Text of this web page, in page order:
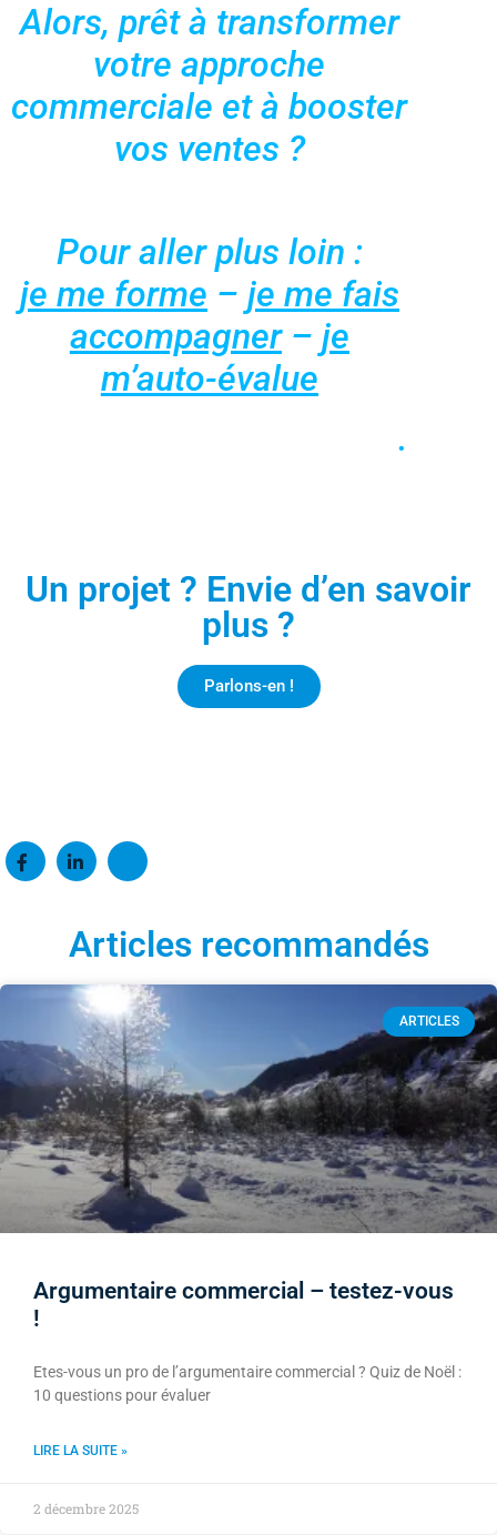
Alors, prêt à transformer
votre approche
commerciale et à booster
vos ventes ?
Pour aller plus loin :
je me forme – je me fais
accompagner– je
m’auto-évalue
.
Un projet ? Envie d’en savoir
plus ?
Parlons-en !
Articles recommandés
ARTICLES
Argumentaire commercial – testez-vous
!
Etes-vous un pro de l’argumentaire commercial ? Quiz de Noël :
10 questions pour évaluer
LIRE LA SUITE »
2 décembre 2025